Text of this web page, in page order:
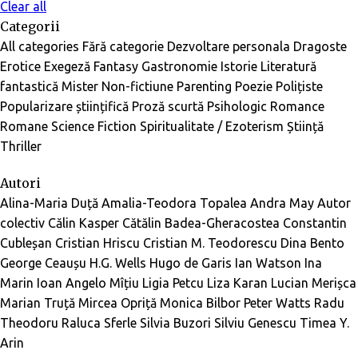
Clear all
Categorii
All categories Fără categorie Dezvoltare personala Dragoste
Erotice Exegeză Fantasy Gastronomie Istorie Literatură
fantastică Mister Non-fictiune Parenting Poezie Polițiste
Popularizare științifică Proză scurtă Psihologic Romance
Romane Science Fiction Spiritualitate / Ezoterism Știință
Thriller
Autori
Alina-Maria Duță Amalia-Teodora Topalea Andra May Autor
colectiv Călin Kasper Cătălin Badea-Gheracostea Constantin
Cubleșan Cristian Hriscu Cristian M. Teodorescu Dina Bento
George Ceaușu H.G. Wells Hugo de Garis Ian Watson Ina
Marin Ioan Angelo Mîțiu Ligia Petcu Liza Karan Lucian Merișca
Marian Truță Mircea Opriță Monica Bilbor Peter Watts Radu
Theodoru Raluca Sferle Silvia Buzori Silviu Genescu Timea Y.
Arin